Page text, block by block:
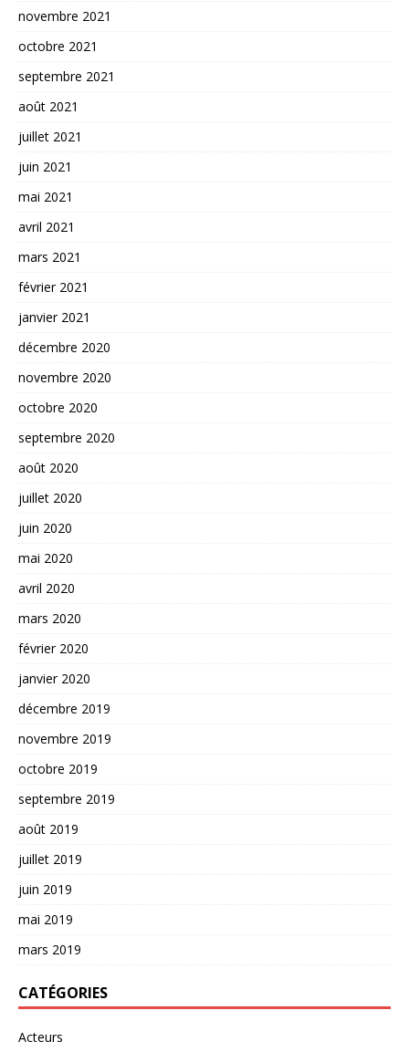
novembre 2021
octobre 2021
septembre 2021
août 2021
juillet 2021
juin 2021
mai 2021
avril 2021
mars 2021
février 2021
janvier 2021
décembre 2020
novembre 2020
octobre 2020
septembre 2020
août 2020
juillet 2020
juin 2020
mai 2020
avril 2020
mars 2020
février 2020
janvier 2020
décembre 2019
novembre 2019
octobre 2019
septembre 2019
août 2019
juillet 2019
juin 2019
mai 2019
mars 2019
CATÉGORIES
Acteurs